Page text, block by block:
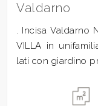
Valdarno
. Incisa Valdarno
VILLA in
lati con giardino